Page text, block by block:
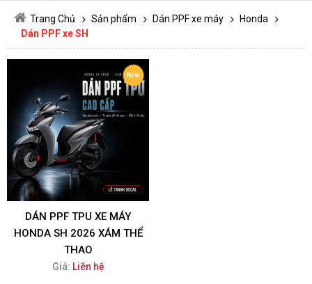
Trang Chủ Sản phẩm Dán PPF xe máy
Honda
Dán PPF xe SH
DÁN PPF TPU XE MÁY
HONDA SH 2026 XÁM THỂ
THAO
Giá: Liên hệ